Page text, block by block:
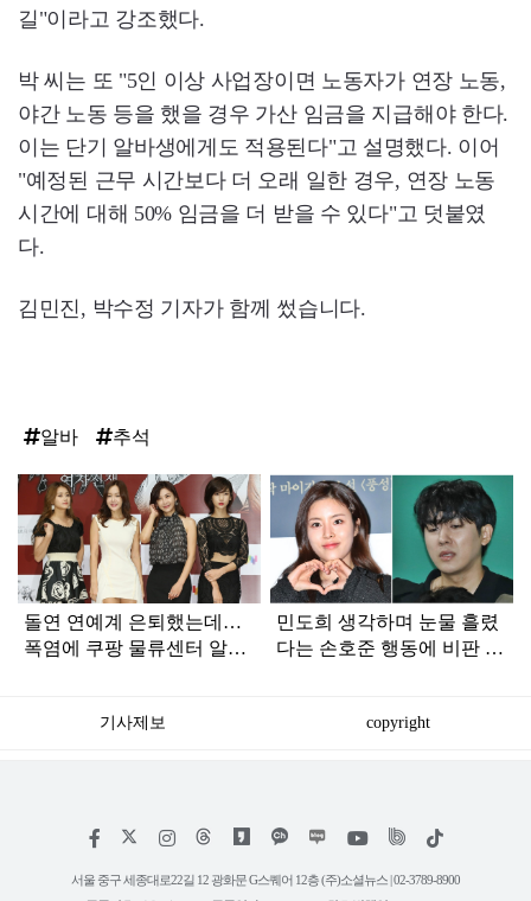
길"이라고 강조했다.
박 씨는 또 "5인 이상 사업장이면 노동자가 연장 노동,
야간 노동 등을 했을 경우 가산 임금을 지급해야 한다.
이는 단기 알바생에게도 적용된다"고 설명했다. 이어
"예정된 근무 시간보다 더 오래 일한 경우, 연장 노동
시간에 대해 50% 임금을 더 받을 수 있다"고 덧붙였
다.
김민진, 박수정 기자가 함께 썼습니다.
알바 추석
탑
인
돌연 연예계 은퇴했는데…
폭염에 쿠팡 물류센터 알바
민도희 생각하며 눈물 흘렸
다는 손호준 행동에 비판 여
기사제보 copyright
페
스
인
타
위
트
틱
서울 중구 세종대로22길 12 광화문 G스퀘어 12층 (주)소셜뉴스 | 02-3789-8900